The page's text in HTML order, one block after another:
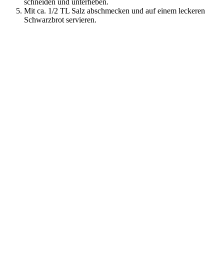
Mit ca. 1/2 TL Salz abschmecken und auf einem leckeren
Schwarzbrot servieren.